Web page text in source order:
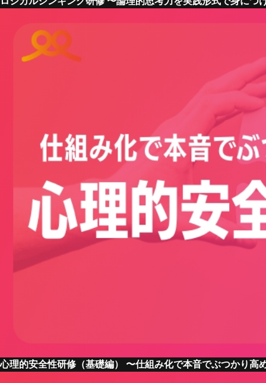
心理的安全性研修（基礎編） 〜仕組み化で本音でぶつかり高